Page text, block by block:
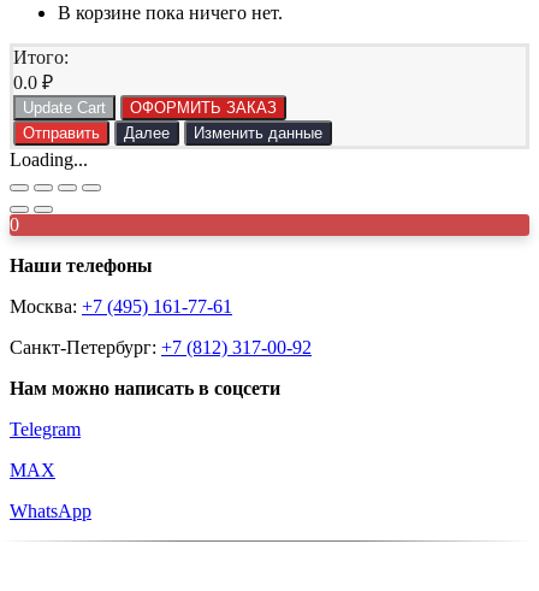
В корзине пока ничего нет.
Итого:
0.0 ₽
Update Cart
ОФОРМИТЬ ЗАКАЗ
Отправить
Далее Изменить данные
Loading...
0
Наши телефоны
Москва: +7 (495) 161-77-61
Санкт-Петербург: +7 (812) 317-00-92
Нам можно написать в соцсети
Telegram
MAX
WhatsApp